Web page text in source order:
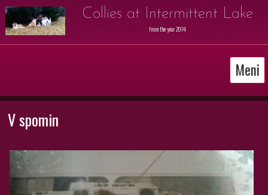
Collies at Intermittent Lake
from the year 2014
Meni
V spomin